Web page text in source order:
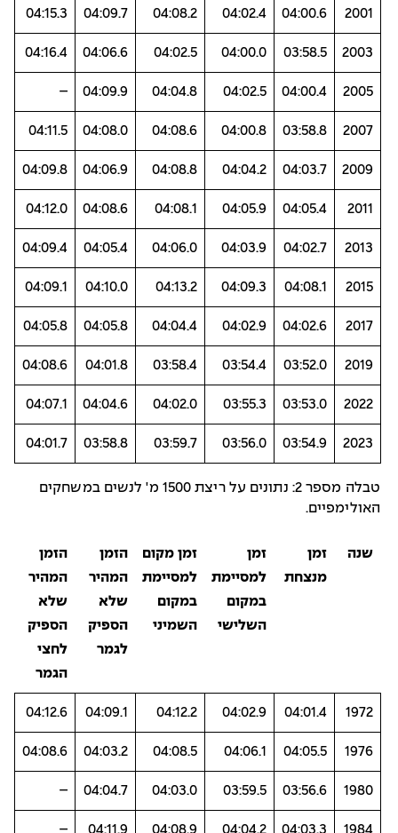
2001
04:00.6
04:02.4
04:08.2
04:09.7
04:15.3
2003
03:58.5
04:00.0
04:02.5
04:06.6
04:16.4
2005
04:00.4
04:02.5
04:04.8
04:09.9
–
2007
03:58.8
04:00.8
04:08.6
04:08.0
04:11.5
2009
04:03.7
04:04.2
04:08.8
04:06.9
04:09.8
2011
04:05.4
04:05.9
04:08.1
04:08.6
04:12.0
2013
04:02.7
04:03.9
04:06.0
04:05.4
04:09.4
2015
04:08.1
04:09.3
04:13.2
04:10.0
04:09.1
2017
04:02.6
04:02.9
04:04.4
04:05.8
04:05.8
2019
03:52.0
03:54.4
03:58.4
04:01.8
04:08.6
2022
03:53.0
03:55.3
04:02.0
04:04.6
04:07.1
2023
03:54.9
03:56.0
03:59.7
03:58.8
04:01.7
טבלה מספר 2: נתונים על ריצת 1500 מ' לנשים במשחקים
האולימפיים.
שנה
זמן
מנצחת
זמן
למסיימת
במקום
השלישי
זמן מקום
למסיימת
במקום
השמיני
הזמן
המהיר
שלא
הספיק
לגמר
הזמן
המהיר
שלא
הספיק
לחצי
הגמר
1972
04:01.4
04:02.9
04:12.2
04:09.1
04:12.6
1976
04:05.5
04:06.1
04:08.5
04:03.2
04:08.6
1980
03:56.6
03:59.5
04:03.0
04:04.7
–
1984
04:03.3
04:04.2
04:08.9
04:11.9
–